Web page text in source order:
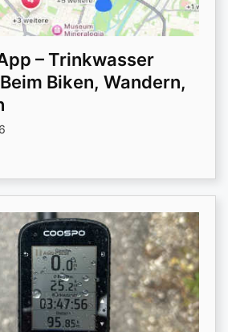
– Trinkwasser
Biken, Wandern,